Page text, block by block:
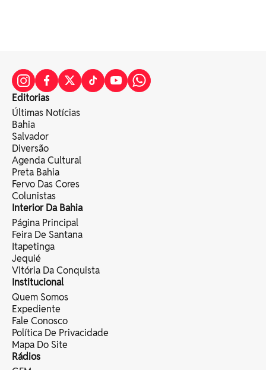
Editorias
Últimas Notícias
Bahia
Salvador
Diversão
Agenda Cultural
Preta Bahia
Fervo Das Cores
Colunistas
Interior Da Bahia
Página Principal
Feira De Santana
Itapetinga
Jequié
Vitória Da Conquista
Institucional
Quem Somos
Expediente
Fale Conosco
Política De Privacidade
Mapa Do Site
Rádios